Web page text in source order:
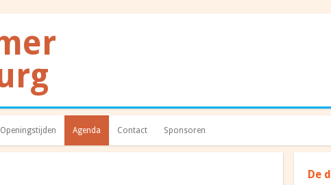
Openingstijden Agenda Contact Sponsoren
De